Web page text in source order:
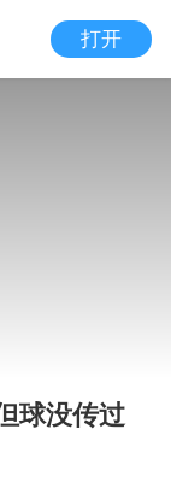
打开
球没传过